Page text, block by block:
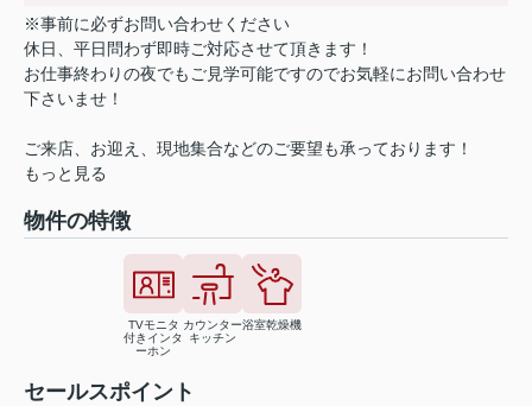
※事前に必ずお問い合わせください
休日、平日問わず即時ご対応させて頂きます！
お仕事終わりの夜でもご見学可能ですのでお気軽にお問い合わせ
下さいませ！
ご来店、お迎え、現地集合などのご要望も承っております！
もっと見る
物件の特徴
TVモニタ
付きインタ
ーホン
カウンター
キッチン
浴室乾燥機
セールスポイント